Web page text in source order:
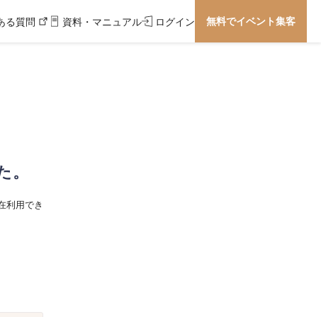
る質問 資料・マニュアル ログイン 無料でイベント集客
利用でき